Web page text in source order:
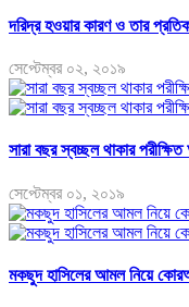
দরিদ্র হওয়ার কারণ ও তার
সেপ্টেম্বর ০২, ২০১৯
সারা বছর স্বচ্ছল থাকার
সেপ্টেম্বর ০১, ২০১৯
মকছুদ হাসিলের আমল নিয়ে